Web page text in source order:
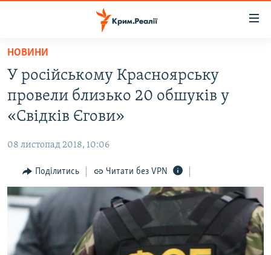
Перейти
основного
матеріалу
Перейти
до
основної
Перейти
до
пошуку
ВОДА.КРИМ
ВІДЕО ТА ФОТО
БЛОГИ
ПОГЛЯД
ІНТЕРВ'Ю
ВСЕ ЗА ДЕНЬ
СПЕЦПРОЕКТИ
НОВИНИ
У російському Красноярську
провели близько 20 обшуків у
«Свідків Єгови»
08 листопад 2018, 10:06
Поділитись Читати без VPN